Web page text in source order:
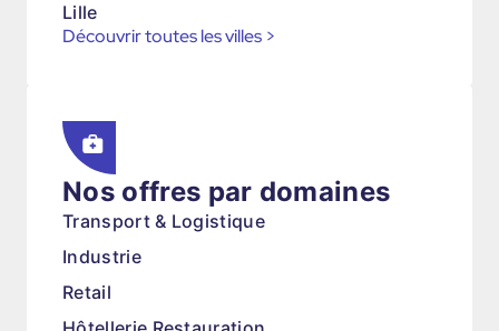
Lille
Découvrir toutes les villes >
Nos offres par domaines
Transport & Logistique
Industrie
Retail